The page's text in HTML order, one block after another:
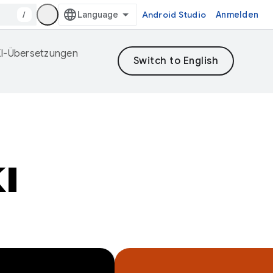
/ Android Studio Anmelden
Übersetzungen